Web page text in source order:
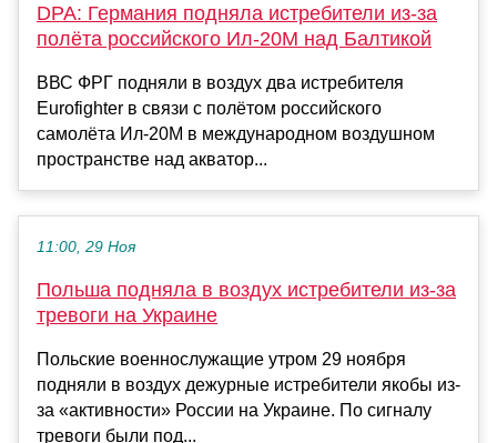
DPA: Германия подняла истребители из-за
полёта российского Ил-20М над Балтикой
ВВС ФРГ подняли в воздух два истребителя
Eurofighter в связи с полётом российского
самолёта Ил-20М в международном воздушном
пространстве над акватор...
11:00, 29 Ноя
Польша подняла в воздух истребители из-за
тревоги на Украине
Польские военнослужащие утром 29 ноября
подняли в воздух дежурные истребители якобы из-
за «активности» России на Украине. По сигналу
тревоги были под...